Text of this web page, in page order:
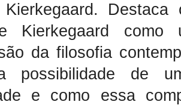
Destaca
Kierkegaard como
da filosofia
possibilidade de
e como essa